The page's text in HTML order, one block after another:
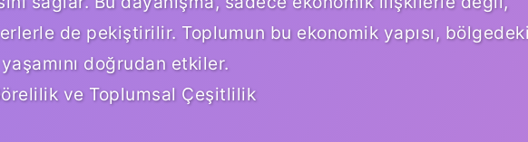
de pekiştirilir. Toplumun bu ekonomik yapısı,
doğrudan etkiler.
ve Toplumsal Çeşitlilik